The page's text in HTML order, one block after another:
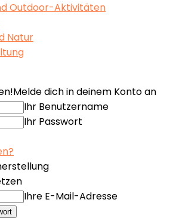
Outdoor-Aktivitäten
Natur
Melde dich in deinem Konto an
Ihr Benutzername
Ihr Passwort
Ihre E-Mail-Adresse